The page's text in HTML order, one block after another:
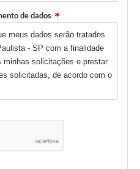
de dados
meus dados serão tratados
- SP com a finalidade
minhas solicitações e prestar
solicitadas, de acordo com o